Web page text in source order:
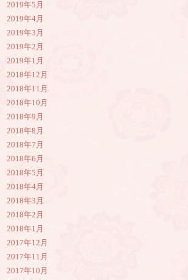
2019年5月
2019年4月
2019年3月
2019年2月
2019年1月
2018年12月
2018年11月
2018年10月
2018年9月
2018年8月
2018年7月
2018年6月
2018年5月
2018年4月
2018年3月
2018年2月
2018年1月
2017年12月
2017年11月
2017年10月